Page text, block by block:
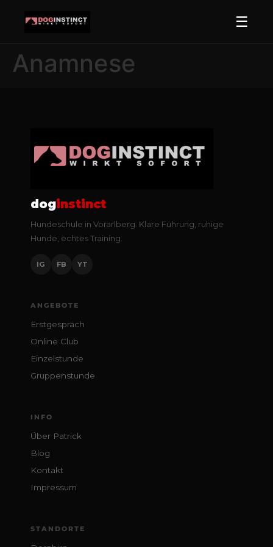
☰
Anamnese
doginstinct
Hundeschule in Vorarlberg. Klare Führung, ruhige
Hunde, echtes Training.
IG FB YT
ANGEBOTE
Erstgespräch
Online Club
Einzelstunde
Gruppenstunde
INFO
Über Patrick
Blog
Kontakt
Impressum
STANDORTE